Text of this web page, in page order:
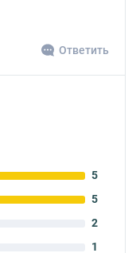
Ответить
5
5
2
1